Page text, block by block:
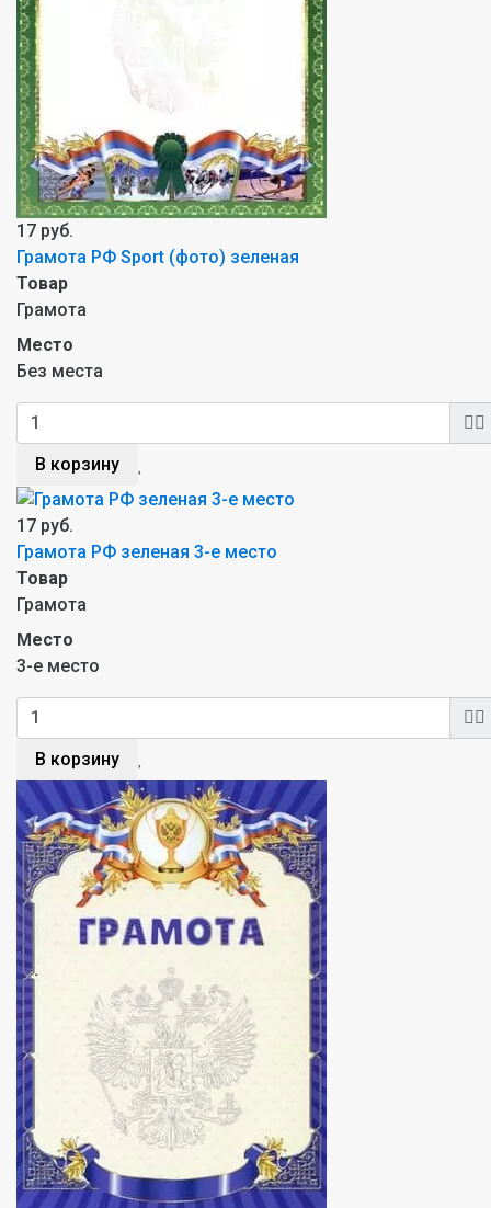
17 руб.
Грамота РФ Sport (фото) зеленая
Товар
Грамота
Место
Без места
В корзину
17 руб.
Грамота РФ зеленая 3-е место
Товар
Грамота
Место
3-е место
В корзину